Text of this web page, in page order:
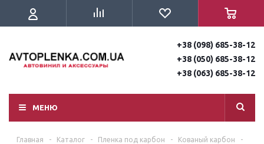
+38 (098) 685-38-12
+38 (050) 685-38-12
+38 (063) 685-38-12
МЕНЮ
Главная - Каталог - Пленка под карбон - Кованый карбон
-